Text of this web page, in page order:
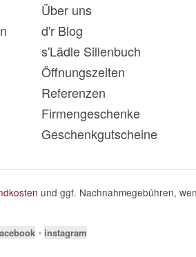
Über uns
d'r Blog
s'Lädle Sillenbuch
Öffnungszeiten
Referenzen
Firmengeschenke
Geschenkgutscheine
und ggf. Nachnahmegebühren,
⦁ instagram